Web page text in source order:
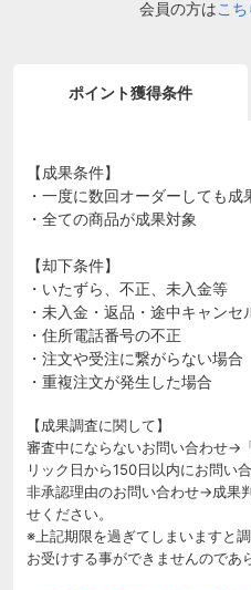
会員の方はこ
ポイント獲得条件
【成果条件】
・一度に数回オーダーしても成
・全ての商品が成果対象
【却下条件】
・いたずら、不正、未入金等
・未入金・返品・途中キャンセ
・住所電話番号の不正
・注文や受注に繋がらない場合
・重複注文が発生した場合
【成果調査に関して】
審査中にならないお問い合わせ→
リック日から150日以内にお問い
非承認理由のお問い合わせ→成果
せください。
※上記期限を過ぎてしまいますと
お受けする事ができませんのであ